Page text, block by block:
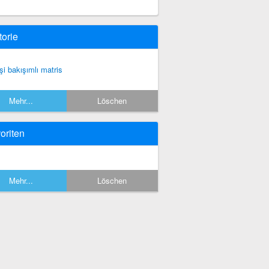
bakışımlı matris
Mehr... Löschen
Mehr... Löschen